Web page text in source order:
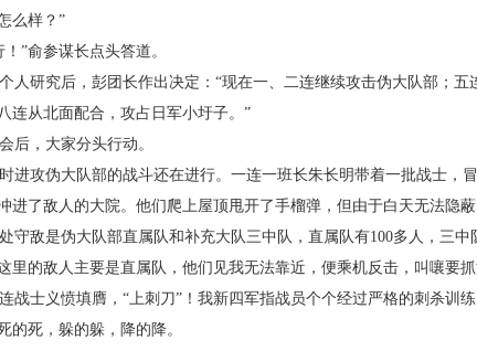
么样？”
！”俞参谋长点头答道。
人研究后，彭团长作出决定：“现在一、二连继续攻击伪大队部；五
连从北面配合，攻占日军小圩子。”
后，大家分头行动。
进攻伪大队部的战斗还在进行。一连一班长朱长明带着一批战士，
进了敌人的大院。他们爬上屋顶甩开了手榴弹，但由于白天无法隐
守敌是伪大队部直属队和补充大队三中队，直属队有100多人，三中
里的敌人主要是直属队，他们见我无法靠近，便乘机反击，叫嚷要抓
战士义愤填膺，“上刺刀”！我新四军指战员个个经过严格的刺杀训
的死，躲的躲，降的降。